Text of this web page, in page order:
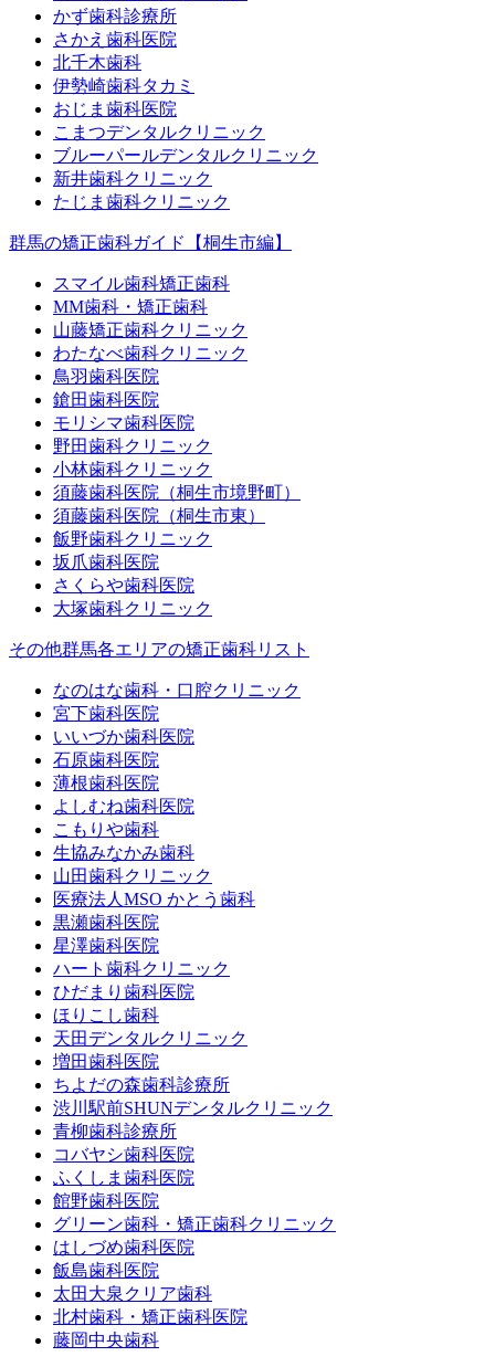
かず歯科診療所
さかえ歯科医院
北千木歯科
伊勢崎歯科タカミ
おじま歯科医院
こまつデンタルクリニック
ブルーパールデンタルクリニック
新井歯科クリニック
たじま歯科クリニック
群馬の矯正歯科ガイド【桐生市編】
スマイル歯科矯正歯科
MM歯科・矯正歯科
山藤矯正歯科クリニック
わたなべ歯科クリニック
鳥羽歯科医院
鎗田歯科医院
モリシマ歯科医院
野田歯科クリニック
小林歯科クリニック
須藤歯科医院（桐生市境野町）
須藤歯科医院（桐生市東）
飯野歯科クリニック
坂爪歯科医院
さくらや歯科医院
大塚歯科クリニック
その他群馬各エリアの矯正歯科リスト
なのはな歯科・口腔クリニック
宮下歯科医院
いいづか歯科医院
石原歯科医院
薄根歯科医院
よしむね歯科医院
こもりや歯科
生協みなかみ歯科
山田歯科クリニック
医療法人MSO かとう歯科
黒瀬歯科医院
星澤歯科医院
ハート歯科クリニック
ひだまり歯科医院
ほりこし歯科
天田デンタルクリニック
増田歯科医院
ちよだの森歯科診療所
渋川駅前SHUNデンタルクリニック
青柳歯科診療所
コバヤシ歯科医院
ふくしま歯科医院
館野歯科医院
グリーン歯科・矯正歯科クリニック
はしづめ歯科医院
飯島歯科医院
太田大泉クリア歯科
北村歯科・矯正歯科医院
藤岡中央歯科